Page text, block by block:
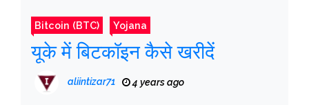
Bitcoin (BTC) Yojana
यूके में बिटकॉइन कैसे खरीदें
aliintizar71 4 years ago